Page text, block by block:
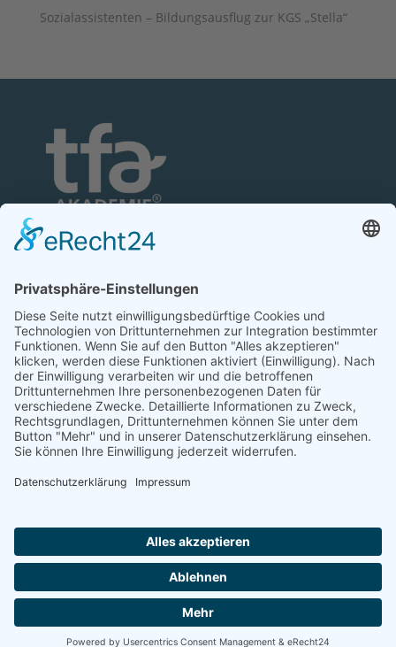
Sozialassistenten – Bildungsausflug zur KGS „Stella“
Nonnenhofer Straße 24/26
17033 Neubrandenburg
Telefon: 0395 35 88 100
Telefax: 0395 35 88 111
E-Mail:neubrandenburg@tfa-akademie.de
Rechtliches
Teilnahmebedingungen
Impressum
Copyright TFA-Akademie GmbH |
|Impressum|Teilnahmebedingungen